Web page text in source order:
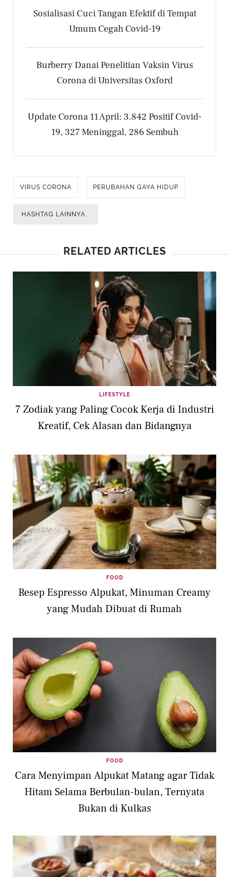
Sosialisasi Cuci Tangan Efektif di Tempat
Umum Cegah Covid-19
Burberry Danai Penelitian Vaksin Virus
Corona di Universitas Oxford
Update Corona 11 April: 3.842 Positif Covid-
19, 327 Meninggal, 286 Sembuh
VIRUS CORONA PERUBAHAN GAYA HIDUP
HASHTAG LAINNYA...
RELATED ARTICLES
LIFESTYLE
7 Zodiak yang Paling Cocok Kerja di Industri
Kreatif, Cek Alasan dan Bidangnya
FOOD
Resep Espresso Alpukat, Minuman Creamy
yang Mudah Dibuat di Rumah
FOOD
Cara Menyimpan Alpukat Matang agar Tidak
Hitam Selama Berbulan-bulan, Ternyata
Bukan di Kulkas